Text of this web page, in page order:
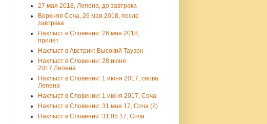
27 мая 2018, Лепена, до завтрака
Верхняя Соча, 26 мая 2018, после
завтрака
Нахлыст в Словении: 26 мая 2018,
прилет
Нахлыст в Австрии: Высокий Тауэрн
Нахлыст в Словении: 28 июня
2017,Лепена
Нахлыст в Словении: 1 июня 2017, снова
Лепена
Нахлыст в Словении: 1 июня 2017, Соча
Нахлыст в Словении: 31 мая 17, Соча (2)
Нахлыст в Словении: 31.05.17, Соча